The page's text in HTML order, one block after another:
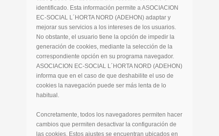
identificado. Esta información permite a ASOCIACION
EC-SOCIAL L´HORTA NORD (ADEHON) adaptar y
mejorar sus servicios a los intereses de los usuarios.
No obstante, el usuario tiene la opción de impedir la
generación de cookies, mediante la selección de la
correspondiente opción en su programa navegador.
ASOCIACION EC-SOCIAL L´HORTA NORD (ADEHON)
informa que en el caso de que deshabilite el uso de
cookies la navegación puede ser más lenta de lo
habitual.
Concretamente, todos los navegadores permiten hacer
cambios que permiten desactivar la configuración de
las cookies. Estos ajustes se encuentran ubicados en